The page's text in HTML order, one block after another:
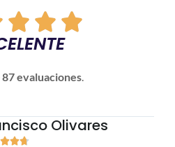
  
87 evaluaciones.